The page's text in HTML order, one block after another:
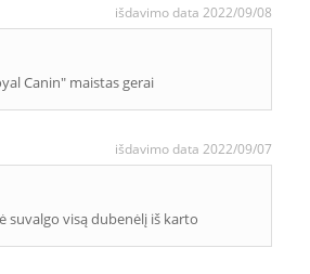
išdavimo data 2022/09/08
Canin" maistas gerai
išdavimo data 2022/09/07
suvalgo visą dubenėlį iš karto